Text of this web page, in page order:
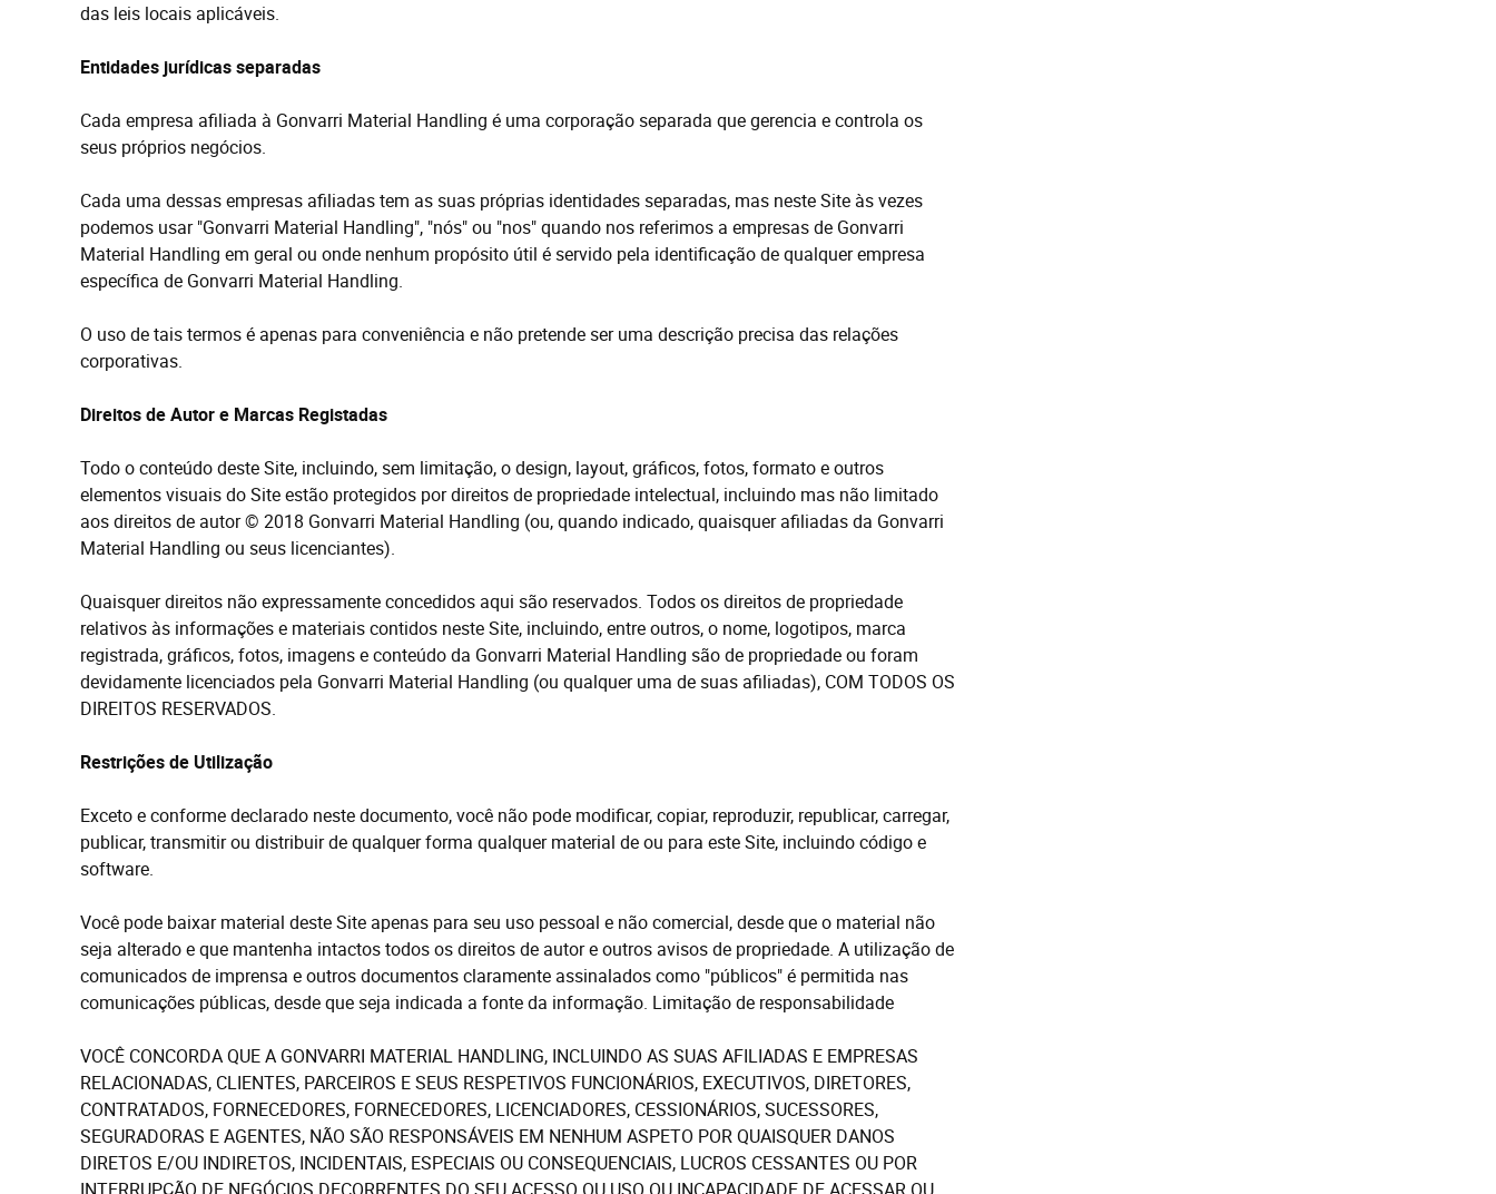
das leis locais aplicáveis.
Entidades jurídicasseparadas
Cada empresa afiliada à Gonvarri Material Handling é uma corporação separada quegerencia e controla os
seus próprios negócios.
Cada uma dessas empresas afiliadas tem assuas próprias identidades separadas, mas neste Site às vezes
podemos usar "Gonvarri Material Handling", "nós" ou "nos" quando nos referimos a empresas de Gonvarri
Material Handling em geral ou onde nenhum propósito útil é servido pela identificação de qualquer empresa
específica de Gonvarri Material Handling.
O uso de tais termos é apenas para conveniência e não pretende ser uma descrição precisa das relações
corporativas.
Direitos de Autor e Marcas Registadas
Todo o conteúdo deste Site, incluindo, sem limitação, o design, layout, gráficos, fotos, formato e outros
elementos visuais do Site estão protegidos por direitos de propriedade intelectual, incluindo mas não limitado
aos direitos de autor© 2018 Gonvarri Material Handling (ou, quando indicado, quaisquer afiliadas da Gonvarri
Material Handling ou seus licenciantes).
Quaisquer direitos não expressamente concedidos aqui são reservados. Todos os direitos de propriedade
relativos às informações e materiais contidos neste Site, incluindo, entre outros, o nome, logotipos, marca
registrada, gráficos, fotos, imagens e conteúdo da Gonvarri Material Handling são de propriedade ou foram
devidamente licenciados pela Gonvarri Material Handling (ou qualquer uma de suas afiliadas), COM TODOS OS
DIREITOS RESERVADOS.
Restriçõesde Utilização
Excetoeconforme declarado neste documento, você não pode modificar, copiar, reproduzir, republicar, carregar,
publicar, transmitir ou distribuir de qualquer forma qualquer material de ou para este Site, incluindo código e
software.
Você pode baixar material deste Site apenas para seu uso pessoal e não comercial, desde que o material não
seja alterado e que mantenha intactos todos os direitosde autor e outros avisos de propriedade. A utilização de
comunicados de imprensa e outros documentos claramente assinalados como "públicos" é permitida nas
comunicações públicas, desde que seja indicada a fonte da informação. Limitaçãode responsabilidade
VOCÊ CONCORDA QUE A GONVARRI MATERIAL HANDLING, INCLUINDO AS SUAS AFILIADAS E EMPRESAS
RELACIONADAS, CLIENTES, PARCEIROS E SEUS RESPETIVOS FUNCIONÁRIOS, EXECUTIVOS, DIRETORES,
CONTRATADOS, FORNECEDORES, FORNECEDORES, LICENCIADORES, CESSIONÁRIOS, SUCESSORES,
SEGURADORAS E AGENTES, NÃO SÃO RESPONSÁVEIS EM NENHUM ASPETO POR QUAISQUER DANOS
DIRETOS E/OU INDIRETOS, INCIDENTAIS, ESPECIAIS OU CONSEQUENCIAIS, LUCROS CESSANTES OU POR